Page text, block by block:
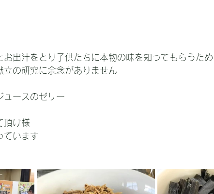
お出汁をとり子供たちに本物の味を知ってもらうた
立の研究に余念がありません
ュースのゼリー
頂け様
ています